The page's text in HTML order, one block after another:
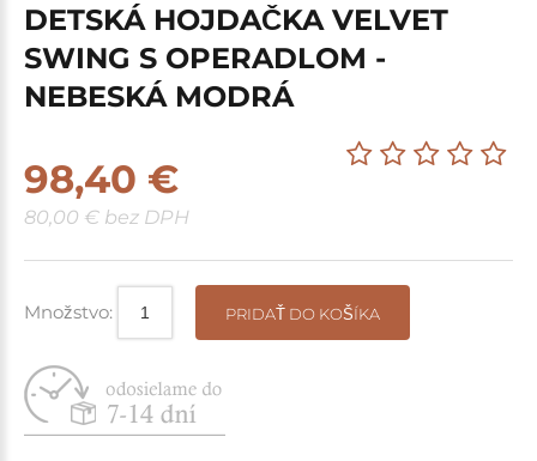
DETSKÁ HOJDAČKA VELVET
SWING S OPERADLOM -
NEBESKÁ MODRÁ
98,40 €
80,00 € bez DPH
Množstvo: PRIDAŤ DO KOŠÍKA